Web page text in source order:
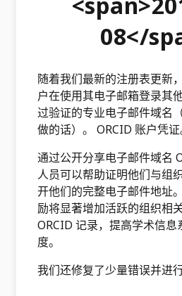
08</
随着我们最新的注册表更新
户在使用其电子邮箱登录其
过验证的专业电子邮件域名
做的话）。 ORCID 账户凭证
通过公开分享电子邮件域名
人员可以帮助证明他们与组
开他们的完整电子邮件地址
励将显著增加活跃的组织相
ORCID 记录，提高学术信
度。
我们还修复了少量错误并进